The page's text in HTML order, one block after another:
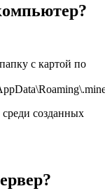
с картой по
созданных